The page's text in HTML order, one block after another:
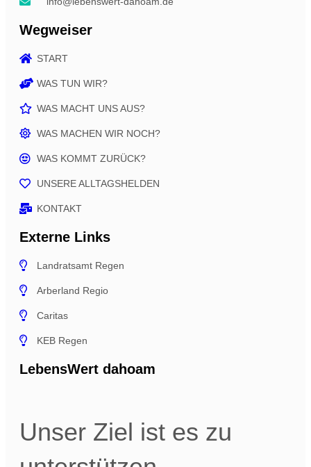
Wegweiser
START
WAS TUN WIR?
WAS MACHT UNS AUS?
WAS MACHEN WIR NOCH?
WAS KOMMT ZURÜCK?
UNSERE ALLTAGSHELDEN
KONTAKT
Externe Links
Landratsamt Regen
Arberland Regio
Caritas
KEB Regen
LebensWert dahoam
Unser Ziel ist es zu